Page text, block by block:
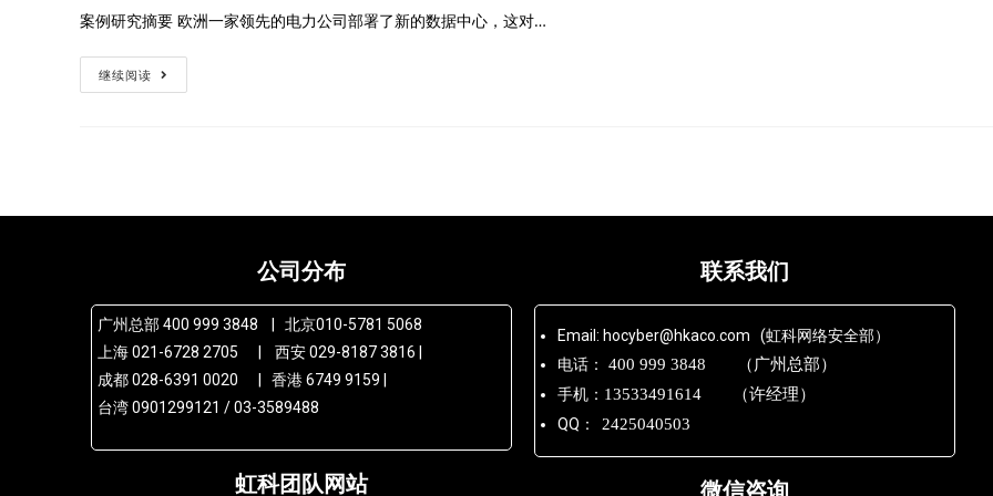
案例研究摘要 欧洲一家领先的电力公司部署了新的数据中心，这对…
继续阅读
公司分布
广州总部 400 999 3848 | 北京010-5781 5068
上海 021-6728 2705 | 西安 029-8187 3816 |
成都 028-6391 0020 | 香港 6749 9159 |
台湾 0901299121 / 03-3589488
虹科团队网站
联系我们
Email: hocyber@hkaco.com (虹科网络安全部）
电话：
400 999 3848 （广州总部）
手机： 13533491614 （许经理）
QQ： 2425040503
微信咨询